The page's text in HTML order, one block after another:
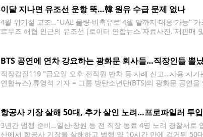
이달 지나면 유조선 운항 뚝…韓 원유 수급 문제 없나
4월 위기설 고조…"UAE 물량·비축유로 4월 말까지 대응 가능"
르무즈 해협 인근의 유조선 [로이터 연합뉴스 자료사진. 재판매
BTS 공연에 연차 강요하는 광화문 회사들…직장인들 뿔
직장갑질119 "금요일 오후 전직원 반차 등 사례 신고…사용 시
연합뉴스) 류영석 기자 = 그룹 방탄소년단(BTS)의 광화문 공연
항공사 기장 살해 50대, 추가 살인 노려…프로파일러 투
3년간 범행 준비…일산·창원 등 전 직장 동료 4명 노려 경찰서
산에서 항공사 기장을 살해하고 범행 약 10시간 만에 검거된 50